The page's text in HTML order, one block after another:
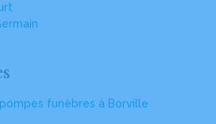
funèbres à Borville